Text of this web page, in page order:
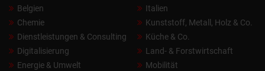
Belgien
Chemie
Dienstleistungen & Consulting
Digitalisierung
Energie & Umwelt
Italien
Kunststoff, Metall, Holz & Co.
Küche & Co.
Land- & Forstwirtschaft
Mobilität